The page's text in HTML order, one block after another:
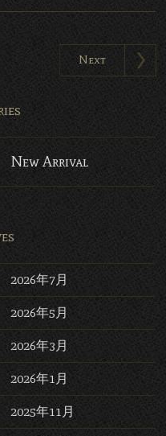
Next
New Arrival
2026年7月
2026年5月
2026年3月
2026年1月
2025年11月